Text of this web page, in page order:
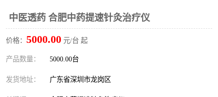
中医透药 合肥中药提速针灸治疗仪
价格： 5000.00 元/台 起
产品数量： 5000.00台
发货地址： 广东省深圳市龙岗区